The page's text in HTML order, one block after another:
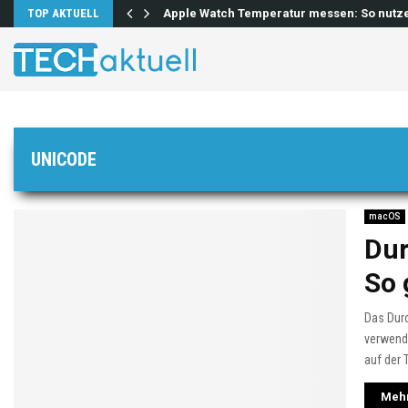
TOP AKTUELL Apple Watch Temperatur messen: So
UNICODE
macOS
So
Das
auf der